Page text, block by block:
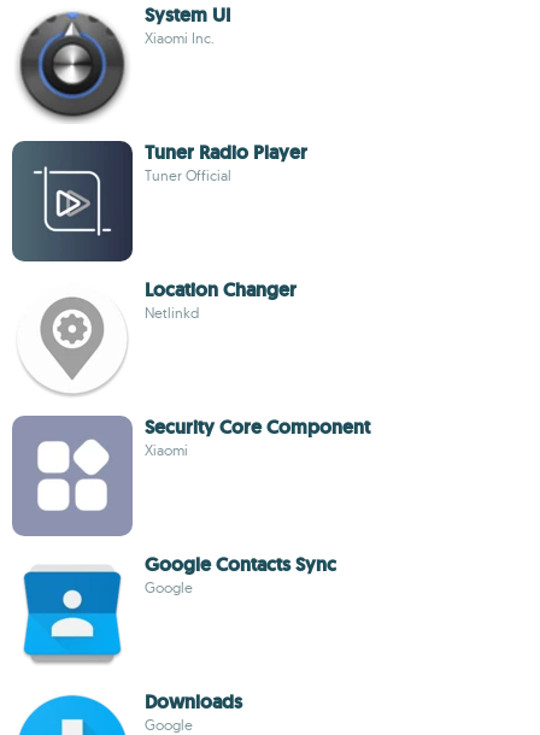
System UI
Xiaomi Inc.
Tuner Official
Location Changer
Netlinkd
Security Core Component
Xiaomi
Google Contacts Sync
Google
Downloads
Google